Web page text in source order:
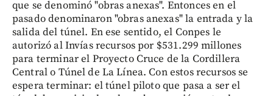
que se denominó "obras anexas". Entonces en el
pasado denominaron "obras anexas" la entrada y la
salida del túnel. En ese sentido, el Conpes le
autorizó al Invías recursos por $531.299 millones
para terminar el Proyecto Cruce de la Cordillera
Central o Túnel de La Línea. Con estos recursos se
espera terminar: el túnel piloto que pasa a ser el